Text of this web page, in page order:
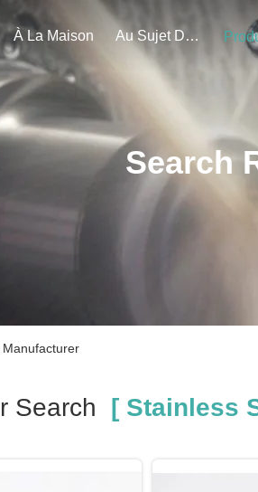
À La Maison Au Sujet De Nous
Search
Search [ Stainless